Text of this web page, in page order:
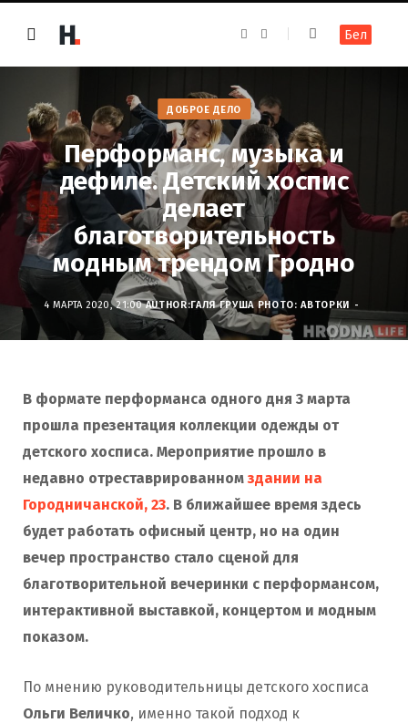
e
o
o
k
t
r
a
m
Бел
ДОБРОЕ ДЕЛО
Перформанс, музыка и
дефиле. Детский хоспис
делает
благотворительность
модным трендом Гродно
4 МАРТА 2020, 21:00 AUTHOR:ГАЛЯ ГРУША PHOTO: АВТОРКИ
В формате перформанса одного дня 3 марта
прошла презентация коллекции одежды от
детского хосписа. Мероприятие прошло в
недавно отреставрированномздании на
Городничанской, 23. В ближайшее время здесь
будет работать офисный центр, но на один
вечер пространство стало сценой для
благотворительной вечеринки с перформансом,
интерактивной выставкой, концертом и модным
показом.
По мнению руководительницы детского хосписа
Ольги Величко, именно такой подход к